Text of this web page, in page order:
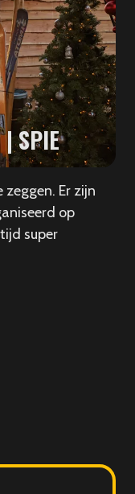
SPIE
Er zijn
op
super